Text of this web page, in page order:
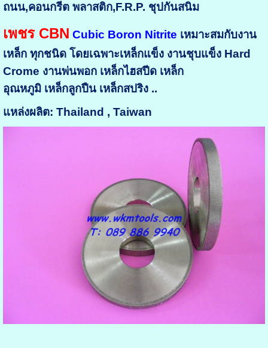
ถนน,คอนกรีต พลาสติก,F.R.P. ชุปกันสนิม
เพชร CBN Cubic Boron Nitrite เหมาะสมกับงาน
เหล็ก ทุกชนิด โดยเฉพาะเหล็กแข็ง งานชุบแข็ง Hard
Crome งานพ่นพอก เหล็กไฮสปีด เหล็ก
อุณหภูมิ เหล็กลูกปืน เหล็กสปริง ..
แหล่งผลิต: Thailand , Taiwan